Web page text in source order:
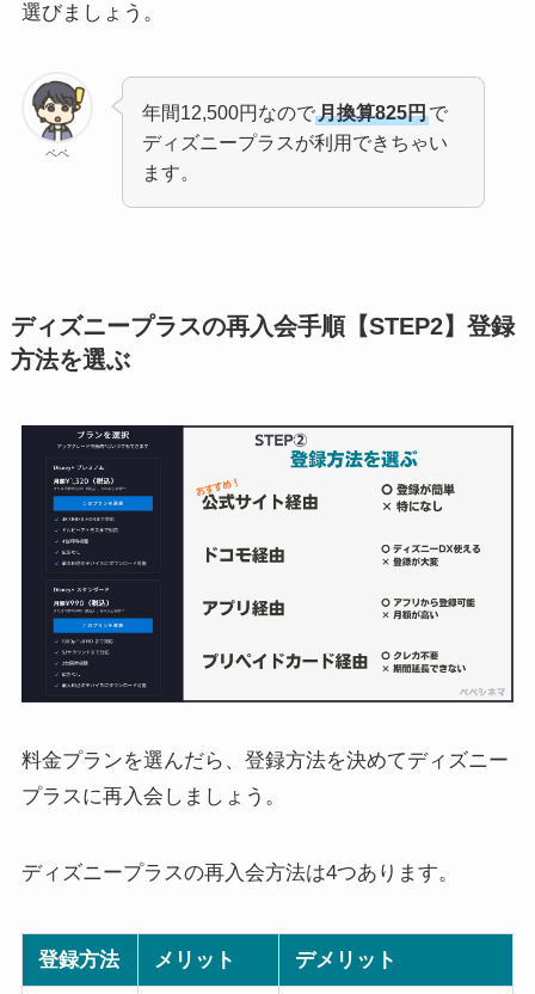
選びましょう。
ペペ
年間12,500円なので月換算825円で
ディズニープラスが利用できちゃい
ます。
ディズニープラスの再入会手順【STEP2】登録
方法を選ぶ
料金プランを選んだら、登録方法を決めてディズニー
プラスに再入会しましょう。
ディズニープラスの再入会方法は4つあります。
登録方法 メリット デメリット